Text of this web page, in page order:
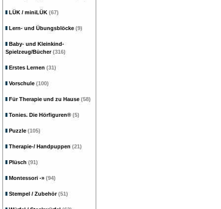
LÜK / miniLÜK (67)
Lern- und Übungsblöcke (9)
Baby- und Kleinkind-
Spielzeug/Bücher(316)
Erstes Lernen (31)
Vorschule (100)
Für Therapie und zu Hause (58)
Tonies. Die Hörfiguren® (5)
Puzzle (105)
Therapie-/ Handpuppen (21)
Plüsch (91)
Montessori -» (94)
Stempel / Zubehör(51)